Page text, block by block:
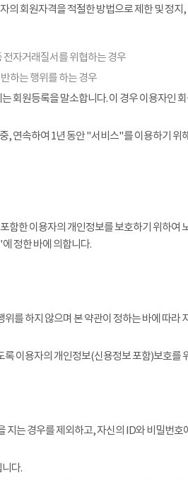
회원자격을 적절한 방법으로 제한 및 정지
자거래질서를 위협하는 경우
하는 행위를 하는 경우
회원등록을 말소합니다. 이 경우 이용자인
연속하여 1년 동안 "서비스"를 이용하기 위
한 이용자의 개인정보를 보호하기 위하여
정한 바에 의합니다.
를 하지 않으며 본 약관이 정하는 바에 따라
이용자의 개인정보(신용정보 포함)보호를
는 경우를 제외하고, 자신의 ID와 비밀번호
다.